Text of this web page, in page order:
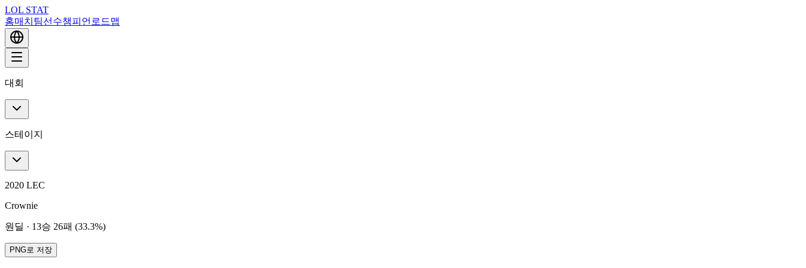
LOL STAT
홈매치 팀선수챔피언 로드맵
대회
스테이지
2020 LEC
Crownie
원딜 · 13승 26패 (33.3%)
PNG로 저장